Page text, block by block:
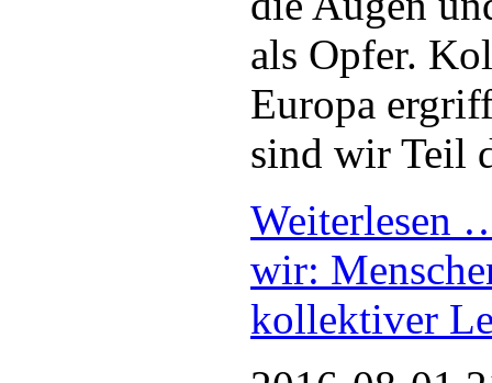
als Opfer.
Europa
sind wir Teil
Weiterlesen
wir:
kollektiver